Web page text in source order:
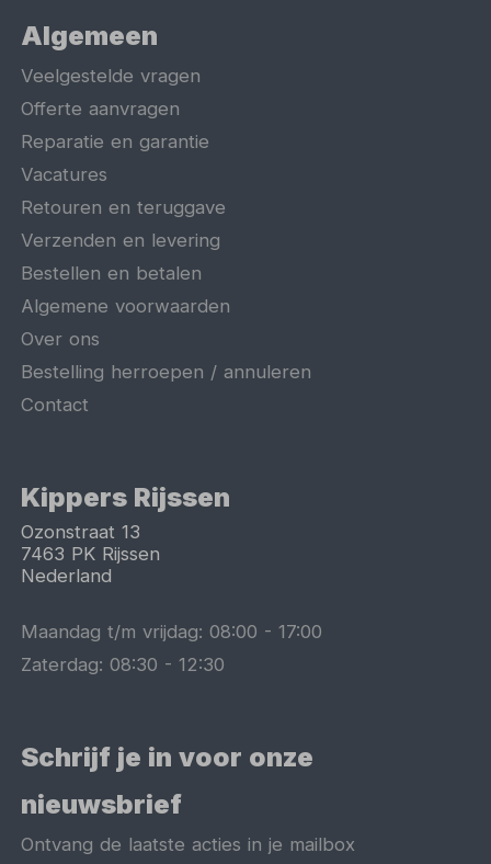
Algemeen
Veelgestelde vragen
Offerte aanvragen
Reparatie en garantie
Vacatures
Retouren en teruggave
Verzenden en levering
Bestellen en betalen
Algemene voorwaarden
Over ons
Bestelling herroepen / annuleren
Contact
Kippers Rijssen
Ozonstraat 13
7463 PK Rijssen
Nederland
Maandag t/m vrijdag:08:00 -17:00
Zaterdag:08:30 -12:30
Schrijf je in voor onze
nieuwsbrief
Ontvang de laatste acties in je mailbox